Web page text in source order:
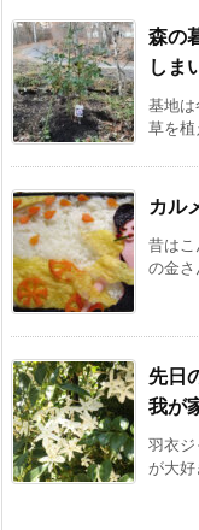
森の
しま
基地
草を
カル
昔は
の金
先日
我が
羽衣
が大